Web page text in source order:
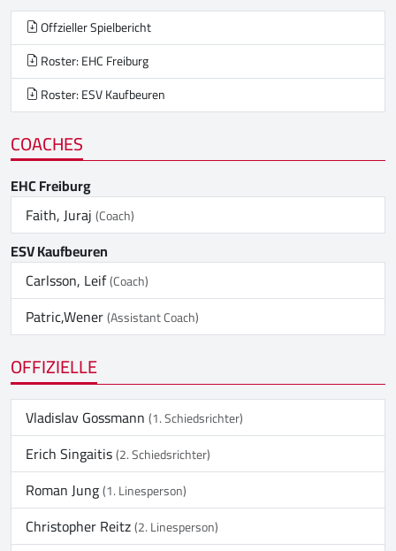
Offzieller Spielbericht
Roster: EHC Freiburg
Roster: ESV Kaufbeuren
COACHES
EHC Freiburg
Faith, Juraj(Coach)
ESV Kaufbeuren
Carlsson, Leif(Coach)
Patric,Wener(Assistant Coach)
OFFIZIELLE
Vladislav Gossmann(1. Schiedsrichter)
Erich Singaitis(2. Schiedsrichter)
Roman Jung(1. Linesperson)
Christopher Reitz(2. Linesperson)